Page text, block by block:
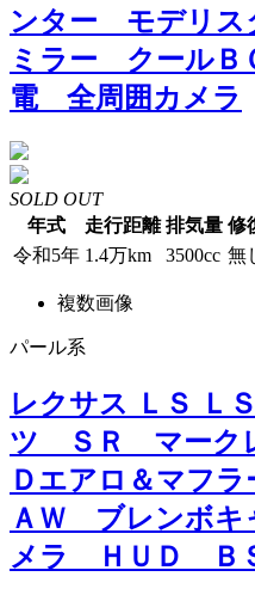
ンター モデリ
ミラー クール
電 全周囲カメラ
SOLD OUT
年式
走行距離 排気量 修
令和5年 1.4万km 3500cc 無
複数画像
パール系
レクサス ＬＳ Ｌ
ツ ＳＲ マーク
Ｄエアロ＆マフ
ＡＷ ブレンボキ
メラ ＨＵＤ Ｂ